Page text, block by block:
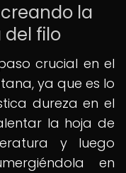
la
filo
crucial en el
ya que es lo
dureza en el
la hoja de
y luego
en